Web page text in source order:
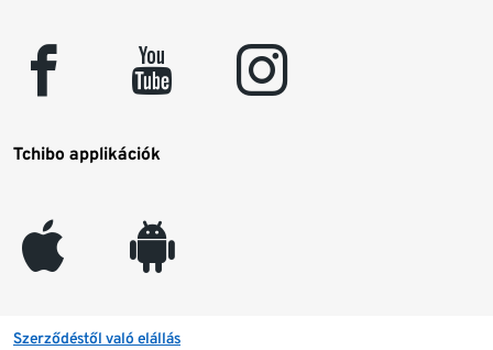
facebook youtube instagram
Tchibo applikációk
appleinc android
Szerződéstől való elállás